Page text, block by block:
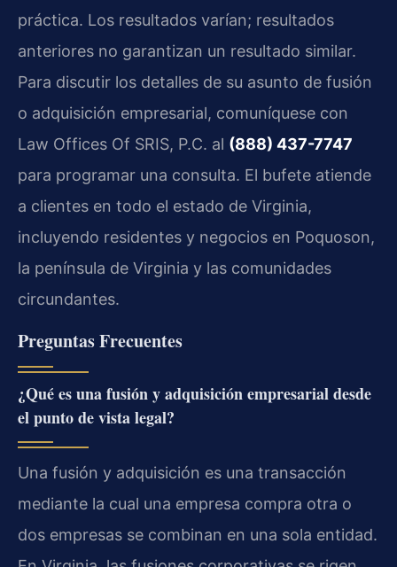
práctica. Los resultados varían; resultados
anteriores no garantizan un resultado similar.
Para discutir los detalles de su asunto de fusión
o adquisición empresarial, comuníquese con
Law Offices Of SRIS, P.C. al (888) 437-7747
para programar una consulta. El bufete atiende
a clientes en todo el estado de Virginia,
incluyendo residentes y negocios en Poquoson,
la península de Virginia y las comunidades
circundantes.
Preguntas Frecuentes
¿Qué es una fusión y adquisición empresarial desde
el punto de vista legal?
Una fusión y adquisición es una transacción
mediante la cual una empresa compra otra o
dos empresas se combinan en una sola entidad.